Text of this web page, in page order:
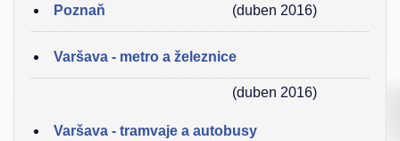
Poznaň (duben 2016)
Varšava - metro a železnice
(duben 2016)
Varšava - tramvaje a autobusy